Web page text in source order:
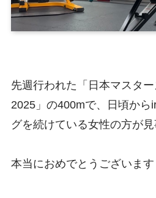
先週行われた「日本マスタ
2025」の400mで、日頃から
グを続けている女性の方が見
本当におめでとうございます